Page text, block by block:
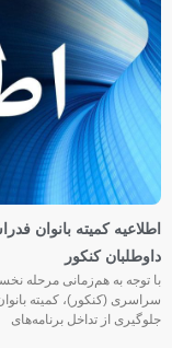
اطلاعیه کمیته بانوان
داوطلبان کنکور
با توجه به هم‌زمانی مرحله
سراسری (کنکور)، کمیته
جلوگیری از تداخل برنامه‌های